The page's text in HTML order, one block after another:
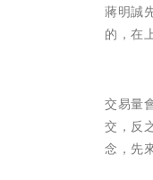
蔣明誠
的，在
交易量
交，反
念，先